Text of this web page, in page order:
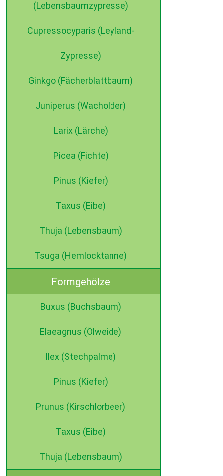
(Lebensbaumzypresse)
Cupressocyparis (Leyland-
Zypresse)
Ginkgo (Fächerblattbaum)
Juniperus (Wacholder)
Larix (Lärche)
Picea (Fichte)
Pinus (Kiefer)
Taxus (Eibe)
Thuja (Lebensbaum)
Tsuga (Hemlocktanne)
Formgehölze
Buxus (Buchsbaum)
Elaeagnus (Ölweide)
Ilex (Stechpalme)
Pinus (Kiefer)
Prunus (Kirschlorbeer)
Taxus (Eibe)
Thuja (Lebensbaum)